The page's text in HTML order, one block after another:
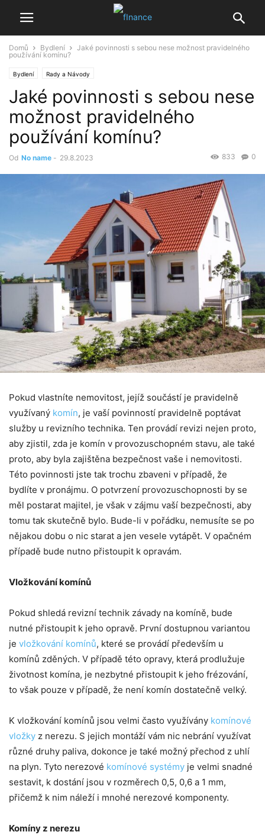
Domů Bydlení
Jaké povinnosti s sebou nese možnost pravidelného
používání komínu?
Bydlení Rady a Návody
Jaké povinnosti s sebou nese
možnost pravidelného
používání komínu?
Od No name - 29.8.2023 0
833
Pokud vlastníte nemovitost, jejíž součástí je pravidelně
využívaný komín, je vaší povinností pravidelně poptávat
služby u revizního technika. Ten provádí revizi nejen proto,
aby zjistil, zda je komín v provozuschopném stavu, ale také
proto, aby byla zajištěna bezpečnost vaše i nemovitosti.
Této povinnosti jste tak trochu zbaveni v případě, že
bydlíte v pronájmu. O potvrzení provozuschopnosti by se
měl postarat majitel, je však v zájmu vaší bezpečnosti, aby
tomu tak skutečně bylo. Bude-li v pořádku, nemusíte se po
nějakou dobu o nic starat a jen vesele vytápět. V opačném
případě bude nutno přistoupit k opravám.
Vložkování komínů
Pokud shledá revizní technik závady na komíně, bude
nutné přistoupit k jeho opravě. První dostupnou variantou
je vložkování komínů, které se provádí především u
komínů zděných. V případě této opravy, která prodlužuje
životnost komína, je nezbytné přistoupit k jeho frézování,
to však pouze v případě, že není komín dostatečně velký.
K vložkování komínů jsou velmi často využívány komínové
vložky z nerezu. S jejich montáží vám nic nebrání využívat
různé druhy paliva, dokonce je také možný přechod z uhlí
na plyn. Tyto nerezové komínové systémy je velmi snadné
sestavit, k dostání jsou v rozměrech 0,5, 0,6 a 1 mm,
přičemž k nim náleží i mnohé nerezové komponenty.
Komíny z nerezu